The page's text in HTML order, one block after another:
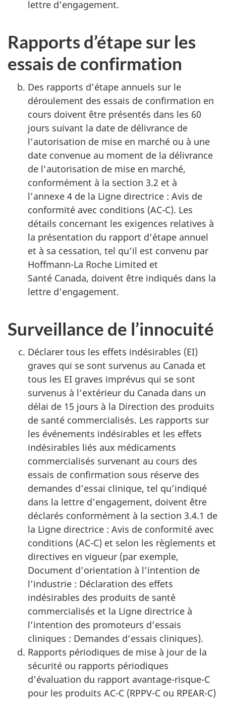
lettre d’engagement.
Rapports d’étape sur les
essais de confirmation
Des rapports d’étape annuels sur le
déroulement des essais de confirmation en
cours doivent être présentés dans les 60
jours suivant la date de délivrance de
l’autorisation de mise en marché ou à une
date convenue au moment de la délivrance
de l’autorisation de mise en marché,
conformément à la section 3.2 et à
l’annexe 4 de la Ligne directrice : Avis de
conformité avec conditions (AC-C). Les
détails concernant les exigences relatives à
la présentation du rapport d’étape annuel
et à sa cessation, tel qu’il est convenu par
Hoffmann-La Roche Limited et
Santé Canada, doivent être indiqués dans la
lettre d’engagement.
Surveillance de l’innocuité
Déclarer tous les effets indésirables (EI)
graves qui se sont survenus au Canada et
tous les EI graves imprévus qui se sont
survenus à l’extérieur du Canada dans un
délai de 15 jours à la Direction des produits
de santé commercialisés. Les rapports sur
les événements indésirables et les effets
indésirables liés aux médicaments
commercialisés survenant au cours des
essais de confirmation sous réserve des
demandes d’essai clinique, tel qu’indiqué
dans la lettre d’engagement, doivent être
déclarés conformément à la section 3.4.1 de
la Ligne directrice : Avis de conformité avec
conditions (AC-C) et selon les règlements et
directives en vigueur (par exemple,
Document d’orientation à l’intention de
l’industrie : Déclaration des effets
indésirables des produits de santé
commercialisés et la Ligne directrice à
l’intention des promoteurs d’essais
cliniques : Demandes d’essais cliniques).
Rapports périodiques de mise à jour de la
sécurité ou rapports périodiques
d’évaluation du rapport avantage-risque-C
pour les produits AC-C (RPPV-C ou RPEAR-C)